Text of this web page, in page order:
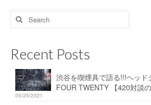
Search
for:
Recent Posts
渋谷を喫煙具で語る!!!ヘッド
FOUR TWENTY 【420対談の
05/25/2021